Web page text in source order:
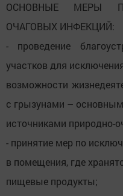
ОСНОВНЫЕ МЕРЫ
ОЧАГОВЫХ ИНФЕКЦИЙ:
- проведение
участков для
возможности
с грызунами –
источниками природно-
- принятие мер по
в помещения, где
пищевые продукты;